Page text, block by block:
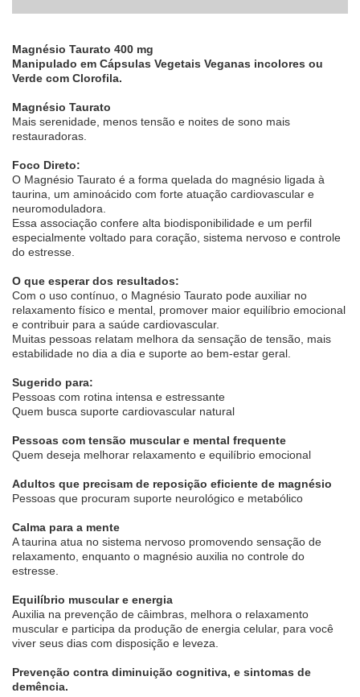
Magnésio Taurato 400 mg
Manipulado em Cápsulas Vegetais Veganas incolores ou
Verde com Clorofila.
Magnésio Taurato
Mais serenidade, menos tensão e noites de sono mais
restauradoras.
Foco Direto:
O Magnésio Taurato é a forma quelada do magnésio ligada à
taurina, um aminoácido com forte atuação cardiovascular e
neuromoduladora.
Essa associação confere alta biodisponibilidade e um perfil
especialmente voltado para coração, sistema nervoso e controle
do estresse.
O que esperar dos resultados:
Com o uso contínuo, o Magnésio Taurato pode auxiliar no
relaxamento físico e mental, promover maior equilíbrio emocional
e contribuir para a saúde cardiovascular.
Muitas pessoas relatam melhora da sensação de tensão, mais
estabilidade no dia a dia e suporte ao bem-estar geral.
Sugerido para:
Pessoas com rotina intensa e estressante
Quem busca suporte cardiovascular natural
Pessoas com tensão muscular e mental frequente
Quem deseja melhorar relaxamento e equilíbrio emocional
Adultos que precisam de reposição eficiente de magnésio
Pessoas que procuram suporte neurológico e metabólico
Calma para a mente
A taurina atua no sistema nervoso promovendo sensação de
relaxamento, enquanto o magnésio auxilia no controle do
estresse.
Equilíbrio muscular e energia
Auxilia na prevenção de câimbras, melhora o relaxamento
muscular e participa da produção de energia celular, para você
viver seus dias com disposição e leveza.
Prevenção contra diminuição cognitiva, e sintomas de
demência.